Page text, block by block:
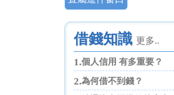
借錢知識 更多..
1.個人信用 有多重要？
2.為何借不到錢？